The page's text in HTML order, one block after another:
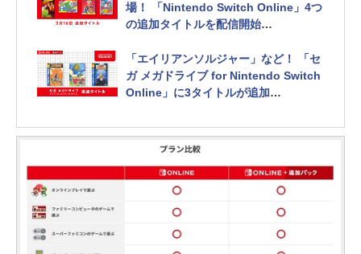
場！ 「Nintendo Switch Online」4つ
の追加タイトルを配信開始
イと幅広く追加
「エイリアンソルジャー」など！ 「セ
ガ メガドライブ for Nintendo Switch
Online」に3タイトルが追加
「ライトクルセイダー」も配信スター